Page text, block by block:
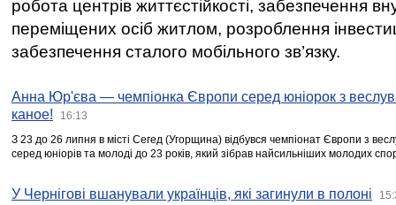
робота центрів життєстійкості, забезпечення
переміщених осіб житлом, розроблення
забезпечення сталого мобільного зв’язку.
Анна Юр'єва — чемпіонка Європи серед юніорок з
каное!
16:13
З 23 до 26 липня в місті Сегед (Угорщина) відбувся чемпіонат Європи з
серед юніорів та молоді до 23 років, який зібрав найсильніших молодих
У Чернігові вшанували українців, які загинули в полоні